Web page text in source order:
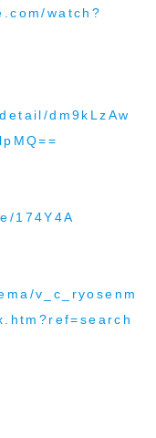
watch?
dm9kLzAw
174Y4A
v_c_ryosenm